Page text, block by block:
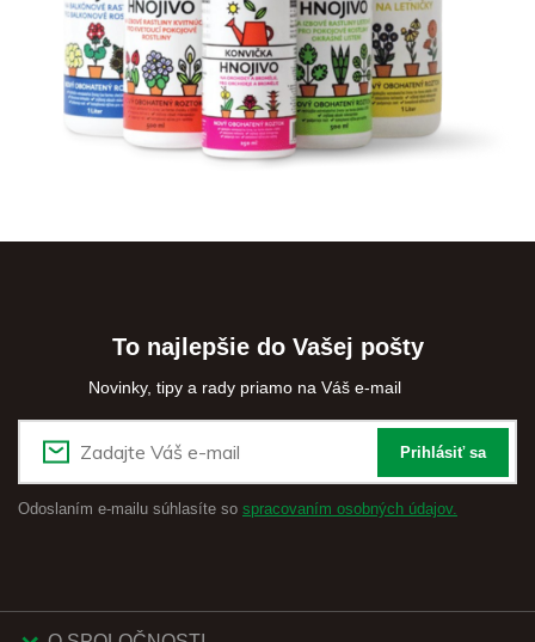
To najlepšie do Vašej pošty
Novinky, tipy a rady priamo na Váš e-mail
Prihlásiť sa
Odoslaním e-mailu súhlasíte so spracovaním osobných údajov.